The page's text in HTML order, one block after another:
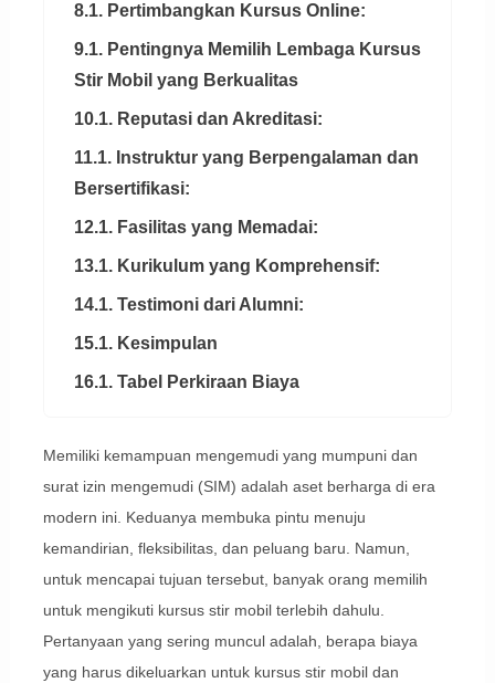
8.1. Pertimbangkan Kursus Online:
9.1. Pentingnya Memilih Lembaga Kursus
Stir Mobil yang Berkualitas
10.1. Reputasi dan Akreditasi:
11.1. Instruktur yang Berpengalaman dan
Bersertifikasi:
12.1. Fasilitas yang Memadai:
13.1. Kurikulum yang Komprehensif:
14.1. Testimoni dari Alumni:
15.1. Kesimpulan
16.1. Tabel Perkiraan Biaya
Memiliki kemampuan mengemudi yang mumpuni dan
surat izin mengemudi (SIM) adalah aset berharga di era
modern ini. Keduanya membuka pintu menuju
kemandirian, fleksibilitas, dan peluang baru. Namun,
untuk mencapai tujuan tersebut, banyak orang memilih
untuk mengikuti kursus stir mobil terlebih dahulu.
Pertanyaan yang sering muncul adalah, berapa biaya
yang harus dikeluarkan untuk kursus stir mobil dan